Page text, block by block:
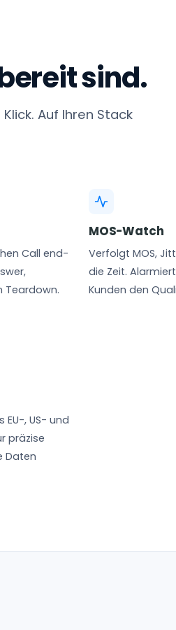
sind.
Auf Ihren Stack
Call end-
Teardown.
MOS-Watch
Verfolgt MOS,
die Zeit.
Kunden den
EU-, US- und
präzise
Daten